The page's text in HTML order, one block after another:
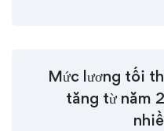
Mức lương tối
tăng từ năm